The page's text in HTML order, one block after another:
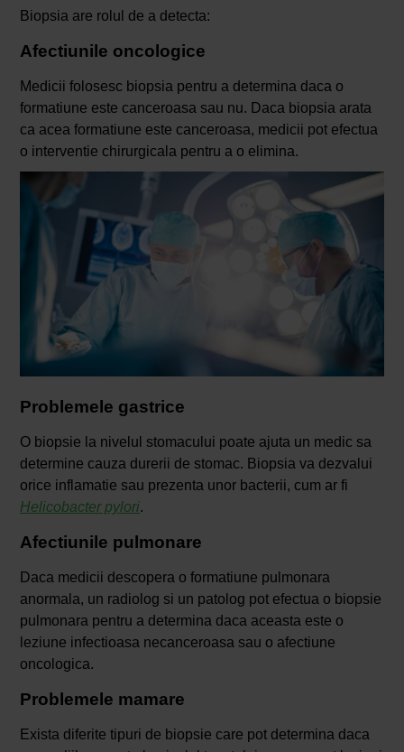
Biopsia are rolul de a detecta:
Afectiunile oncologice
Medicii folosesc biopsia pentru a determina daca o
formatiune este canceroasa sau nu. Daca biopsia arata
ca acea formatiune este canceroasa, medicii pot efectua
o interventie chirurgicala pentru a o elimina.
Problemele gastrice
O biopsie la nivelul stomacului poate ajuta un medic sa
determine cauza durerii de stomac. Biopsia va dezvalui
orice inflamatie sau prezenta unor bacterii, cum ar fi
Helicobacter pylori.
Afectiunile pulmonare
Daca medicii descopera o formatiune pulmonara
anormala, un radiolog si un patolog pot efectua o biopsie
pulmonara pentru a determina daca aceasta este o
leziune infectioasa necanceroasa sau o afectiune
oncologica.
Problemele mamare
Exista diferite tipuri de biopsie care pot determina daca